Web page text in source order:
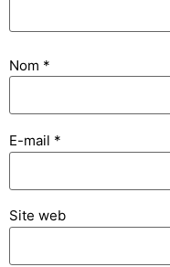
Nom *
E-mail *
Site web